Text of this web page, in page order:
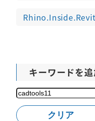
キーワードを追
検
索
Rhino.Inside.Revit
クリア